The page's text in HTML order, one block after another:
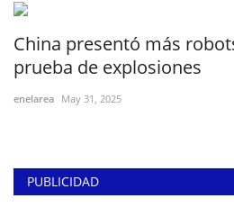
China presentó más
prueba de explosiones
enelarea May 31, 2025
PUBLICIDAD